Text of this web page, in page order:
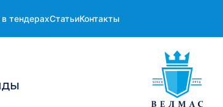
тендерахСтатьиКонтакты